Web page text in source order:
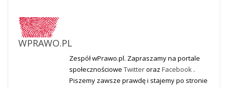
WPRAWO.PL
Zespół wPrawo.pl. Zapraszamy na portale
społecznościowe Twitteroraz Facebook .
Piszemy zawsze prawdę i stajemy po stronie